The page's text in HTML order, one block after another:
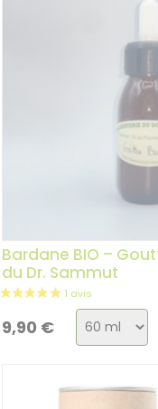
Bardane BIO –
du Dr. Sammut
9,90 €
Choix
de
variation